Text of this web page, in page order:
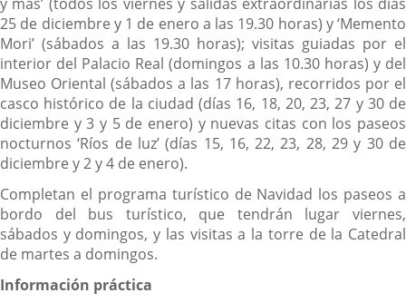
25 de diciembre y 1 de enero a las 19.30 horas) y ‘Memento
Mori’ (sábados a las 19.30 horas); visitas guiadas por el
interior del Palacio Real (domingos a las 10.30 horas) y del
Museo Oriental (sábados a las 17 horas), recorridos por el
casco histórico de la ciudad (días 16, 18, 20, 23, 27 y 30 de
diciembre y 3 y 5 de enero) y nuevas citas con los paseos
nocturnos ‘Ríos de luz’ (días 15, 16, 22, 23, 28, 29 y 30 de
diciembre y 2 y 4 de enero).
Completan el programa turístico de Navidad los paseos a
bordo del bus turístico, que tendrán lugar viernes,
sábados y domingos, y las visitas a la torre de la Catedral
de martes a domingos.
Información práctica